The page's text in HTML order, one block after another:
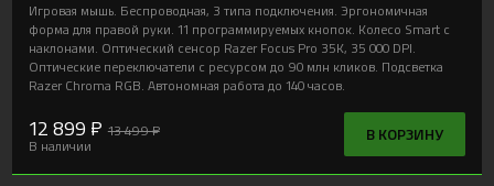
Игровая мышь. Беспроводная, 3 типа подключения. Эргономичная
форма для правой руки. 11 программируемых кнопок. Колесо Smart с
наклонами. Оптический сенсор Razer Focus Pro 35K, 35 000 DPI.
Оптические переключатели с ресурсом до 90 млн кликов. Подсветка
Razer Chroma RGB. Автономная работа до 140 часов.
12 899 ₽ 13 499 ₽
В наличии
В КОРЗИНУ